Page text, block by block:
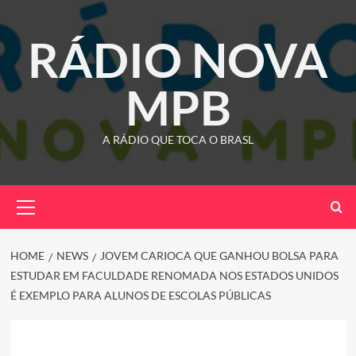
to
contentRÁDIO NOVA
MPB
A RÁDIO QUE TOCA O BRASL
Menu
HOME NEWS
JOVEM CARIOCA QUE GANHOU BOLSA PARA
ESTUDAR EM FACULDADE RENOMADA NOS ESTADOS UNIDOS
É EXEMPLO PARA ALUNOS DE ESCOLAS PÚBLICAS